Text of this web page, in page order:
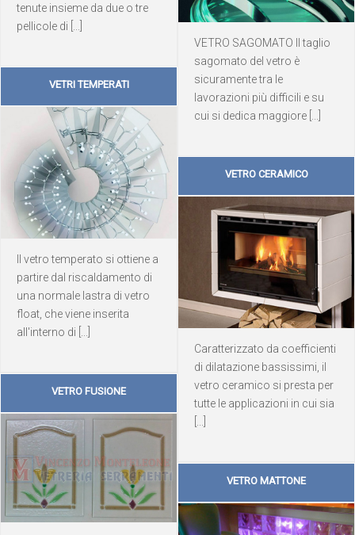
tenute insieme da due o tre
pellicole di [...]
VETRO SAGOMATO Il taglio
sagomato del vetro è
sicuramente tra le
lavorazioni più difficili e su
cui si dedica maggiore [...]
VETRI TEMPERATI
Il vetro temperato si ottiene a
partire dal riscaldamento di
una normale lastra di vetro
float, che viene inserita
all'interno di [...]
VETRO CERAMICO
Caratterizzato da coefficienti
di dilatazione bassissimi, il
vetro ceramico si presta per
tutte le applicazioni in cui sia
VETRO FUSIONE
VETRO MATTONE